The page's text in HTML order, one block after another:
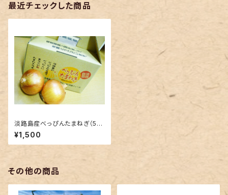
最近チェックした商品
淡路島産べっぴんたまねぎ（5キ
ロ）
¥1,500
その他の商品